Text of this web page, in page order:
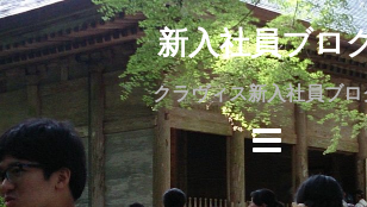
Skip
content
新入社員ブロ
クラヴィス新入社員ブロ